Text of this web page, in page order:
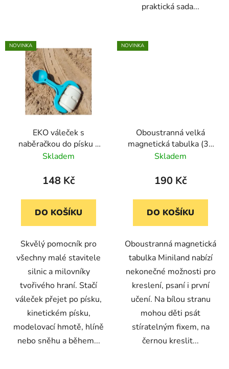
praktická sada...
NOVINKA
EKO váleček s
naběračkou do písku -
Silnice
Skladem
148 Kč
DO KOŠÍKU
Skvělý pomocník pro
všechny malé stavitele
silnic a milovníky
tvořivého hraní. Stačí
váleček přejet po písku,
kinetickém písku,
modelovací hmotě, hlíně
nebo sněhu a během...
NOVINKA
Oboustranná velká
magnetická tabulka (30
x 26 cm)
Skladem
190 Kč
DO KOŠÍKU
Oboustranná magnetická
tabulka Miniland nabízí
nekonečné možnosti pro
kreslení, psaní i první
učení. Na bílou stranu
mohou děti psát
stíratelným fixem, na
černou kreslit...